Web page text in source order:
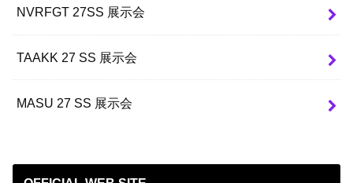
NVRFGT 27SS 展示会
TAAKK 27 SS 展示会
MASU 27 SS 展示会